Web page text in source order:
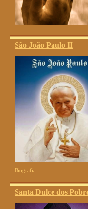
São João Paulo II
Biografia
Santa Dulce dos